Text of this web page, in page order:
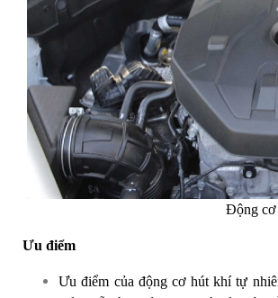
Động cơ
Ưu điểm
Ưu điểm của động cơ hút khí tự